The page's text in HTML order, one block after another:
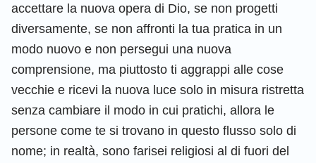
accettare la nuova opera di Dio, se non progetti
diversamente, se non affronti la tua pratica in un
modo nuovo e non persegui una nuova
comprensione, ma piuttosto ti aggrappi alle cose
vecchie e ricevi la nuova luce solo in misura ristretta
senza cambiare il modo in cui pratichi, allora le
persone come te si trovano in questo flusso solo di
nome; in realtà, sono farisei religiosi al di fuori del